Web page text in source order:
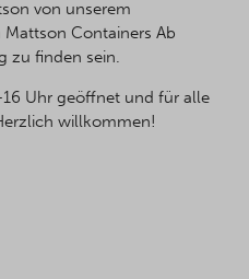
von unserem
Containers Ab
zu finden sein.
Uhr geöffnet und für alle
willkommen!